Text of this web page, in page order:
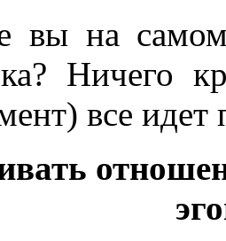
вы на
Ничего
все идет